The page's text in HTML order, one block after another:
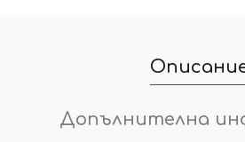
Допълнителна